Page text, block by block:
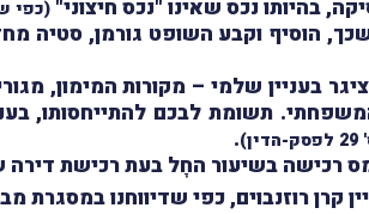
בהיותו נכס שאינו "נכס חיצוני"(כפי
הוסיף וקבע השופט גורמן,
בעניין שלמי – מקורות המימון,
תשומת לבכם להתייחסותו,
.
רכישה בשיעור החָל בעת רכישת דירה
כפי שדיווחנו במסגרת מבזק מס' 1774 מיום